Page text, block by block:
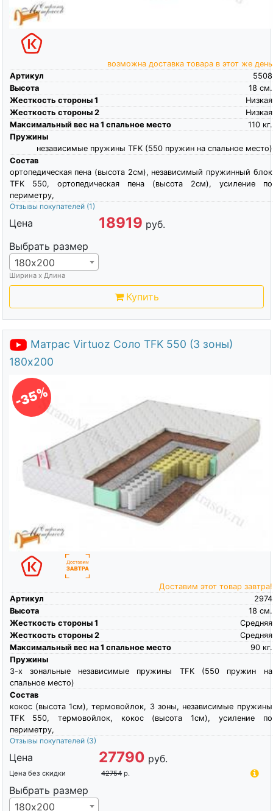
возможна доставка товара в этот же день
Артикул
5508
Высота
см.
18
Жесткость стороны 1
Низкая
Жесткость стороны 2
Низкая
Максимальный вес на 1 спальное место
кг.
110
Пружины
независимые пружины TFK (550 пружин на спальное место)
Состав
ортопедическая пена (высота 2см), независимый пружинный блок
TFK 550, ортопедическая пена (высота 2см), усиление по
периметру,
Отзывы покупателей (1)
Цена 18919 руб.
Выбрать размер
180х200
Ширина х Длина
Купить
Матрас Virtuoz Соло TFK 550 (3 зоны)
180х200
-35%
Доставим этот товар завтра!
Артикул
2974
Высота
см.
18
Жесткость стороны 1
Средняя
Жесткость стороны 2
Средняя
Максимальный вес на 1 спальное место
кг.
90
Пружины
3-х зональные независимые пружины TFK (550 пружин на
спальное место)
Состав
кокос (высота 1см), термовойлок, 3 зоны, независимые пружины
TFK 550, термовойлок, кокос (высота 1см), усиление по
периметру,
Отзывы покупателей (3)
Цена 27790 руб.
Цена без скидки 42754 р.
Выбрать размер
180х200